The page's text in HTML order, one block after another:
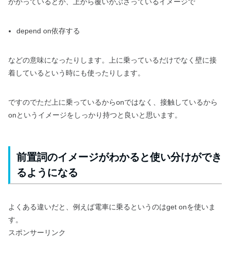
かかっているとか、上から覆いかぶさっているイメージで
depend on依存する
などの意味になったりします。上に乗っているだけでなく壁に接
着しているという時にも使ったりします。
ですのでただ上に乗っているからonではなく、接触しているから
onというイメージをしっかり持つと良いと思います。
前置詞のイメージがわかると使い分けができ
るようになる
よくある違いだと、例えば電車に乗るというのはget onを使いま
す。
スポンサーリンク